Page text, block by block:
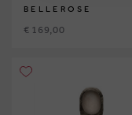
BELLEROSE
€ 169,00